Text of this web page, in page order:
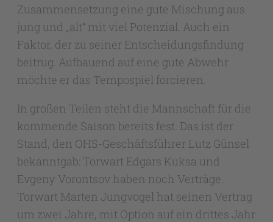
Zusammensetzung eine gute Mischung aus
jung und „alt“ mit viel Potenzial. Auch ein
Faktor, der zu seiner Entscheidungsfindung
beitrug. Aufbauend auf eine gute Abwehr
möchte er das Tempospiel forcieren.
In großen Teilen steht die Mannschaft für die
kommende Saison bereits fest. Das ist der
Stand, den OHS-Geschäftsführer Lutz Günsel
bekanntgab: Torwart Edgars Kuksa und
Evgeny Vorontsov haben noch Verträge.
Torwart Marten Jungvogel hat seinen Vertrag
um zwei Jahre, mit Option auf ein drittes Jahr